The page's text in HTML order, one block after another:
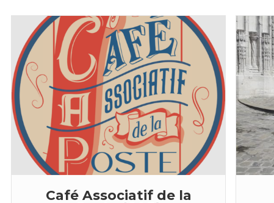
Café Associatif de la